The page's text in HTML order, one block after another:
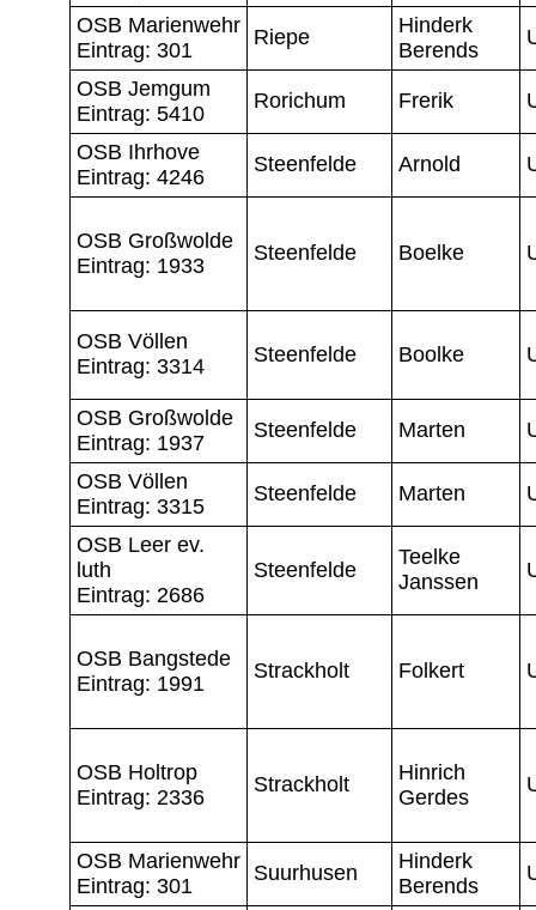
OSB Marienwehr
Eintrag: 301
Riepe
Hinderk
Berends
OSB Jemgum
Eintrag: 5410
Rorichum Frerik
OSB Ihrhove
Eintrag: 4246
Steenfelde Arnold
OSB Großwolde
Eintrag: 1933
Steenfelde Boelke
OSB Völlen
Eintrag: 3314
Steenfelde Boolke
OSB Großwolde
Eintrag: 1937
Steenfelde Marten
OSB Völlen
Eintrag: 3315
Steenfelde Marten
OSB Leer ev.
luth
Eintrag: 2686
Steenfelde
Teelke
Janssen
OSB Bangstede
Eintrag: 1991
Strackholt Folkert
OSB Holtrop
Eintrag: 2336
Strackholt
Hinrich
Gerdes
OSB Marienwehr
Eintrag: 301
Suurhusen
Hinderk
Berends